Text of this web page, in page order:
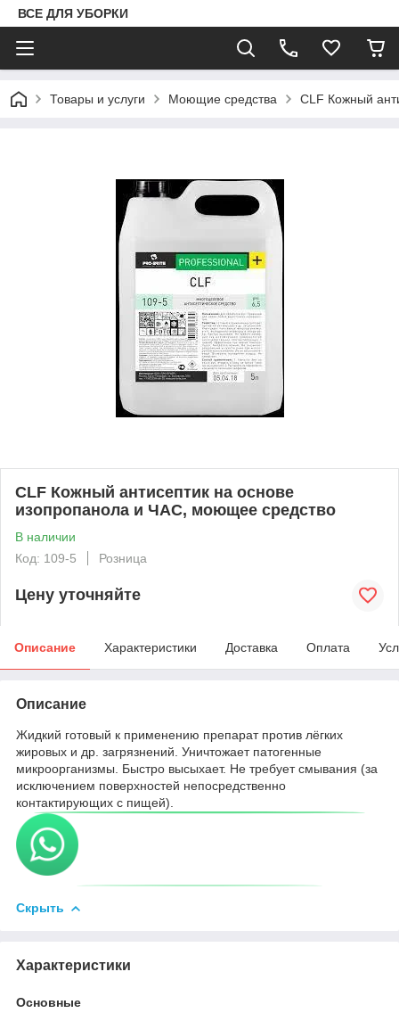
ВСЕ ДЛЯ УБОРКИ
Товары и услуги Моющие средства CLF Кожный
CLF Кожный антисептик на основе
изопропанола и ЧАС, моющее средство
В наличии
Код: 109-5
Розница
Цену уточняйте
Описание Характеристики Доставка Оплата
Описание
Жидкий готовый к применению препарат против лёгких
жировых и др. загрязнений. Уничтожает патогенные
микроорганизмы. Быстро высыхает. Не требует смывания (за
исключением поверхностей непосредственно
контактирующих с пищей).
Скрыть
Характеристики
Основные